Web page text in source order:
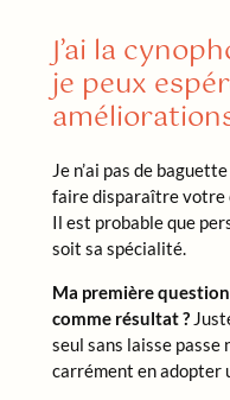
J’ai la
je peux
Je n’ai pas de
faire disparaître votre
Il est probable que
soit sa spécialité.
Ma première
comme résultat ?
seul sans laisse passe
carrément en adopter